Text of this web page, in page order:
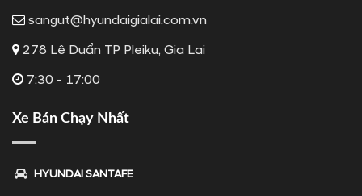
sangut@hyundaigialai.com.vn
278 Lê Duẩn TP Pleiku, Gia Lai
7:30 - 17:00
Xe Bán Chạy Nhất
HYUNDAI SANTAFE